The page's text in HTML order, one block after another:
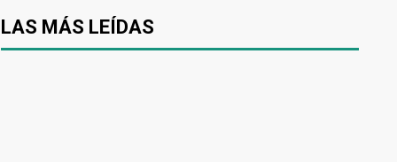
LAS MÁS LEÍDAS